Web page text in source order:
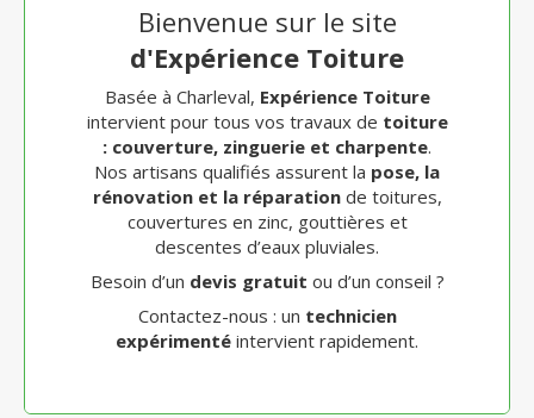
Bienvenue sur le site
d'Expérience Toiture
Basée à Charleval, Expérience Toiture
intervient pour tous vos travaux de toiture
: couverture, zinguerie et charpente.
Nos artisans qualifiés assurent la pose, la
rénovation et la réparationde toitures,
couvertures en zinc, gouttières et
descentes d’eaux pluviales.
Besoin d’un devis gratuit ou d’un conseil ?
Contactez-nous : un technicien
expérimenté intervient rapidement.